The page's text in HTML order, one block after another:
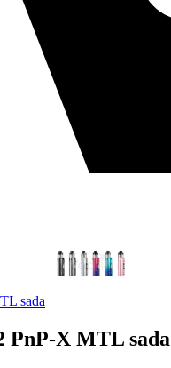
sada
PnP-X MTL sada